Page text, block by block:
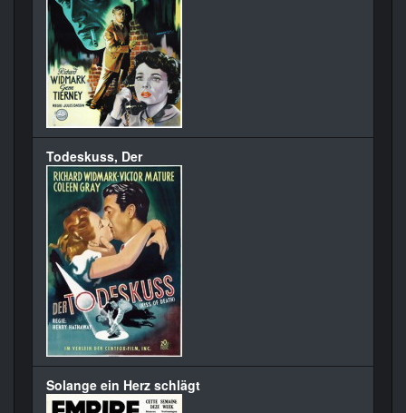
Todeskuss, Der
Solange ein Herz schlägt